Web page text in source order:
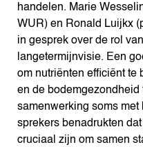
handelen. Marie
WUR) en Ronald Luijkx
in gesprek over de rol
langetermijnvisie. Een
om nutriënten efficiënt te
en de bodemgezondheid
samenwerking soms
sprekers benadrukten
cruciaal zijn om samen